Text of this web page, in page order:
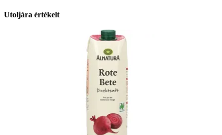
Utoljára értékelt